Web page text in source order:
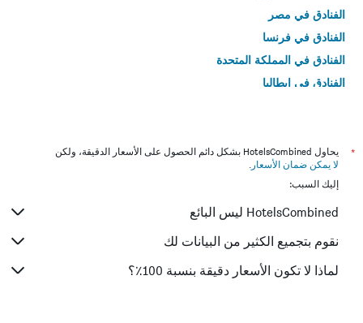
الفنادق في مصر
الفنادق في فرنسا
الفنادق في المملكة المتحدة
الفنادق في إيطاليا
*
يحاول HotelsCombined بشكل دائم الحصول على الأسعار الدقيقة، ولكن
لا يمكن ضمان الأسعار .
إليك السبب:
HotelsCombined ليس البائع
نقوم بتجميع الكثير من البيانات لك
لماذا لا تكون الأسعار دقيقة بنسبة 100٪؟